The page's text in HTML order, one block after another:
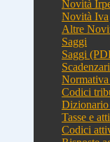
Novità
Novità Iva
Altre
Saggi
Saggi
Codici
Tasse e
Codici